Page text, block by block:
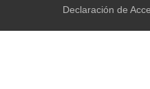
Declaración de